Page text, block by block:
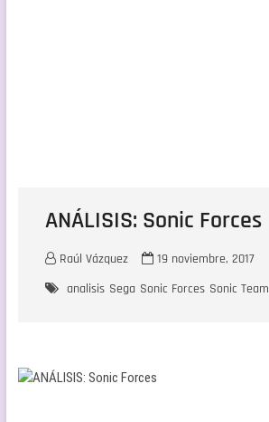
ANÁLISIS: Sonic Forces
Raúl Vázquez
19 noviembre, 2017
analisis Sega Sonic Forces Sonic Team